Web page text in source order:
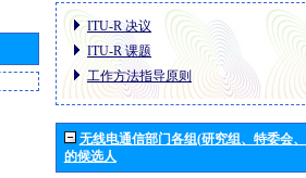
ITU-R 决议
ITU-R 课题
工作方法指导原则
无线电通信部门各组(研究组、特委会
的候选人